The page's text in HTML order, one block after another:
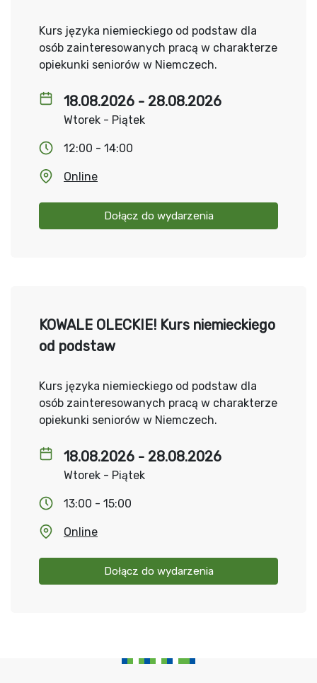
18.08.2026 - 28.08.2026
Wtorek - Piątek
12:00 - 14:00
Online
Dołącz do wydarzenia
Kurs języka niemieckiego od podstaw dla
osób zainteresowanych pracą w charakterze
opiekunki seniorów w Niemczech.
18.08.2026 - 28.08.2026
Wtorek - Piątek
13:00 - 15:00
Online
Dołącz do wydarzenia
KOWALE OLECKIE! Kurs niemieckiego
od podstaw
Kurs języka niemieckiego od podstaw dla
osób zainteresowanych pracą w charakterze
opiekunki seniorów w Niemczech.